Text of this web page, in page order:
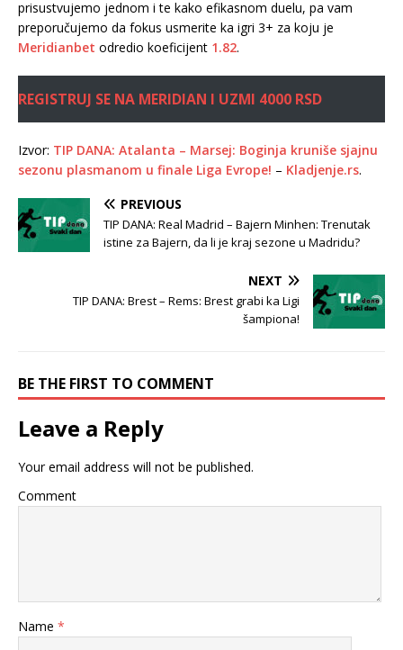
prisustvujemo jednom i te kako efikasnom duelu, pa vam
preporučujemo da fokus usmerite ka igri 3+ za koju je
Meridianbet odredio koeficijent 1.82.
REGISTRUJ SE NA MERIDIAN I UZMI 4000 RSD
Izvor: TIP DANA: Atalanta – Marsej: Boginja kruniše sjajnu
sezonu plasmanom u finale Liga Evrope! – Kladjenje.rs.
PREVIOUS
TIP DANA: Real Madrid – Bajern Minhen: Trenutak
istine za Bajern, da li je kraj sezone u Madridu?
NEXT
TIP DANA: Brest – Rems: Brest grabi ka Ligi
šampiona!
BE THE FIRST TO COMMENT
Leave a Reply
Your email address will not be published.
Comment
Name *